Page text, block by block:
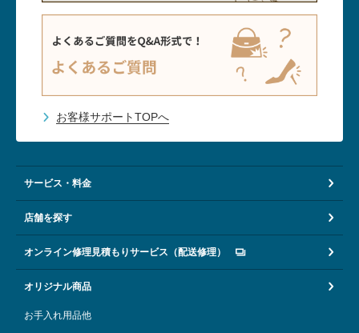
お客様サポートTOPへ
サービス・料金
店舗を探す
オンライン修理見積もりサービス（配送修理）
オリジナル商品
お手入れ用品他